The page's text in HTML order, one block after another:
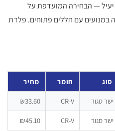
הבחירה המועדפת על
עם חללים פתוחים. פלדת
מחיר
CR-V
₪33.60
CR-V
₪45.10